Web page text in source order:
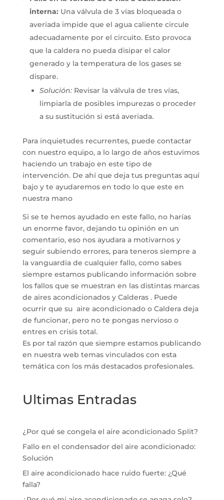
interna: Una válvula de 3 vías bloqueada o
averiada impide que el agua caliente circule
adecuadamente por el circuito. Esto provoca
que la caldera no pueda disipar el calor
generado y la temperatura de los gases se
dispare.
Solución:Revisar la válvula de tres vías,
limpiarla de posibles impurezas o proceder
a su sustitución si está averiada.
Para inquietudes recurrentes, puede contactar
con nuestro equipo, a lo largo de años estuvimos
haciendo un trabajo en este tipo de
intervención. De ahí que deja tus preguntas aquí
bajo y te ayudaremos en todo lo que este en
nuestra mano
Si se te hemos ayudado en este fallo, no harías
un enorme favor, dejando tu opinión en un
comentario, eso nos ayudara a motivarnos y
seguir subiendo errores, para teneros siempre a
la vanguardia de cualquier fallo, como sabes
siempre estamos publicando información sobre
los fallos que se muestran en las distintas marcas
de aires acondicionados y Calderas . Puede
ocurrir que su aire acondicionado o Caldera deja
de funcionar, pero no te pongas nervioso o
entres en crisis total.
Es por tal razón que siempre estamos publicando
en nuestra web temas vinculados con esta
temática con los más destacados profesionales.
Ultimas Entradas
¿Por qué se congela el aire acondicionado Split?
Fallo en el condensador del aire acondicionado:
Solución
El aire acondicionado hace ruido fuerte: ¿Qué
falla?